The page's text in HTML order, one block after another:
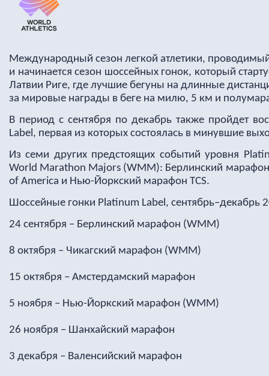
Международный сезон легкой атлетики,
и начинается сезон шоссейных гонок, который
Латвии Риге, где лучшие бегуны на длинные
за мировые награды в беге на милю, 5 км и
В период с сентября по декабрь также пройдет
Label, первая из которых состоялась в минувшие
Из семи других предстоящих событий уровня
World Marathon Majors (WMM): Берлинский
of America и Нью-Йоркский марафон TCS.
Шоссейные гонки Platinum Label, сентябрь–декабрь
24 сентября – Берлинский марафон (WMM)
8 октября – Чикагский марафон (WMM)
15 октября – Амстердамский марафон
5 ноября – Нью-Йоркский марафон (WMM)
26 ноября – Шанхайский марафон
3 декабря – Валенсийский марафон